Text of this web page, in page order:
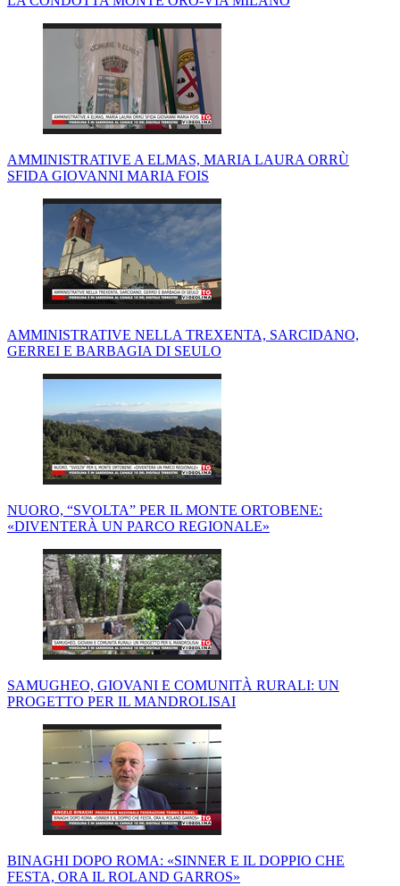
AMMINISTRATIVE A ELMAS, MARIA LAURA ORRÙ
SFIDA GIOVANNI MARIA FOIS
AMMINISTRATIVE NELLA TREXENTA, SARCIDANO,
GERREI E BARBAGIA DI SEULO
NUORO, “SVOLTA” PER IL MONTE ORTOBENE:
«DIVENTERÀ UN PARCO REGIONALE»
SAMUGHEO, GIOVANI E COMUNITÀ RURALI: UN
PROGETTO PER IL MANDROLISAI
BINAGHI DOPO ROMA: «SINNER E IL DOPPIO CHE
FESTA, ORA IL ROLAND GARROS»